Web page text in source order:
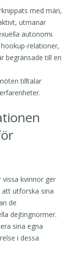
med män,
utmanar
autonomi.
relationer,
begränsade till en
tilltalar
vissa kvinnor ger
utforska sina
de
dejtingnormer.
sina egna
i dessa